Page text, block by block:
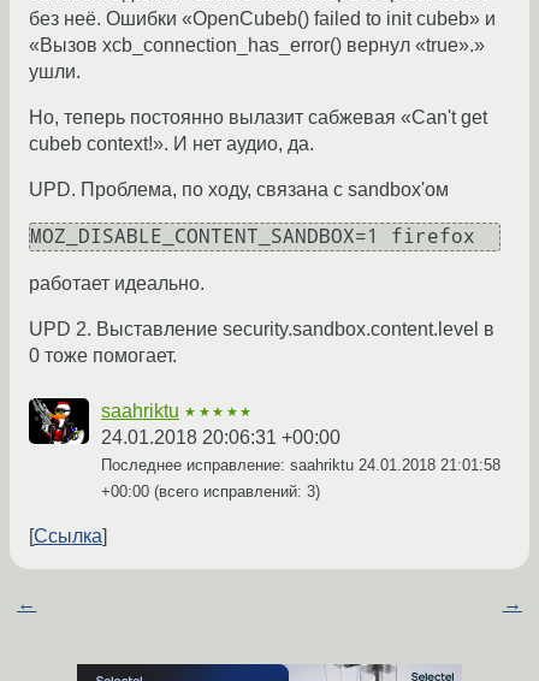
без неё. Ошибки «OpenCubeb() failed to init cubeb» и
«Вызов xcb_connection_has_error() вернул «true».»
ушли.
Но, теперь постоянно вылазит сабжевая «Can't get
cubeb context!». И нет аудио, да.
UPD. Проблема, по ходу, связана с sandbox'ом
MOZ_DISABLE_CONTENT_SANDBOX=1 firefox
работает идеально.
UPD 2. Выставление security.sandbox.content.level в
0 тоже помогает.
saahriktu ★★★★★
24.01.2018 20:06:31 +00:00
Последнее исправление: saahriktu 24.01.2018 21:01:58
+00:00 (всего исправлений: 3)
Ссылка
← →